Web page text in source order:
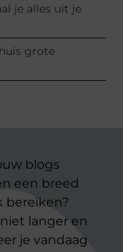
je alles uit je
grote
blogs
een breed
bereiken?
langer en
je vandaag